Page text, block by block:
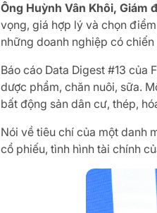
Ông Huỳnh Vân Khôi, Giám
vọng, giá hợp lý và chọn
những doanh nghiệp có
Báo cáo Data Digest #13 của
dược phẩm, chăn nuôi, sữa.
bất động sản dân cư, thép,
Nói về tiêu chí của một danh
cổ phiếu, tình hình tài chính